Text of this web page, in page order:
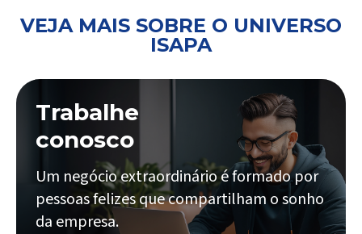
VEJA MAIS SOBRE O UNIVERSO
ISAPA
Trabalhe
conosco
Um negócio extraordinário é formado por
pessoas felizes que compartilham o sonho
da empresa.